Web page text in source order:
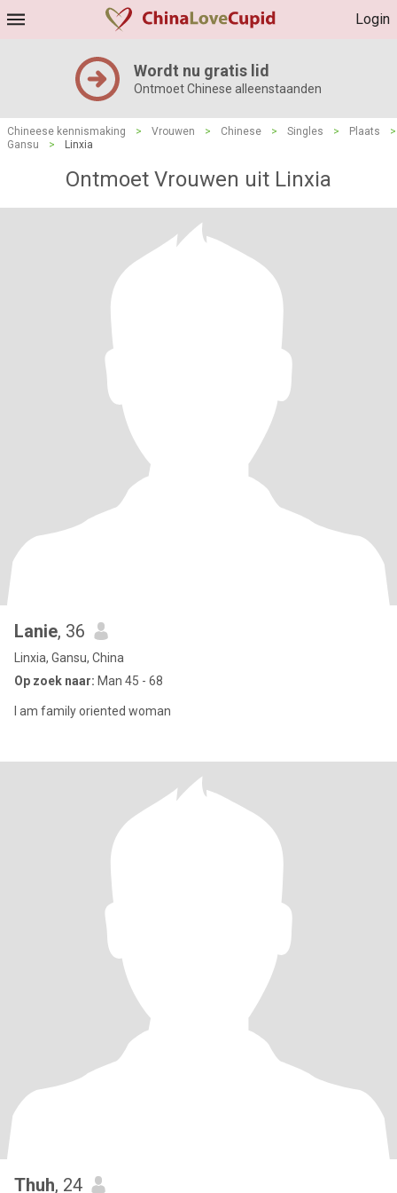
Login
Wordt nu gratis lid
Ontmoet Chinese alleenstaanden
Chineese kennismaking > Vrouwen > Chinese > Singles > Plaats
>
Gansu
> Linxia
Ontmoet Vrouwen uit Linxia
Lanie, 36
Linxia, Gansu, China
Op zoek naar: Man 45 - 68
I am family oriented woman
Thuh, 24